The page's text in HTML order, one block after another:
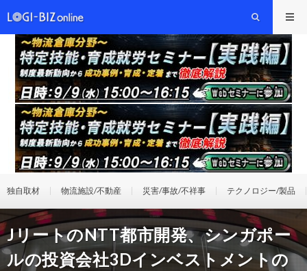
独自取材 物流施設/不動産 災害/事故/不祥事 テクノロジー/製品
JリートのNTT都市開発、シンガポー
ルの投資会社3Dインベストメントの